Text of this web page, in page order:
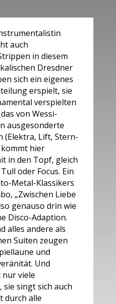
auch
in diesem
Dresdner
sich ein eigenes
erspielt, sie
verspielten
von Wessi-
ausgesonderte
(Elektra, Lift, Stern-
hier
in den Topf, gleich
oder Focus. Ein
Metal-Klassikers
„Zwischen Liebe
genauso drin wie
Disco-Adaption.
alles andere als
Suiten zeugen
und
Und
viele
singt sich auch
durch alle